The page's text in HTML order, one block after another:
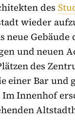
des
wieder
neue Gebäude
und neuen
des
einer Bar
Innenhof